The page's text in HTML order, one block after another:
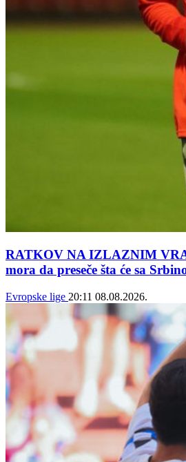
RATKOV NA IZLAZNIM
mora da preseče šta će sa
Evropske lige 20:11 08.08.2026.